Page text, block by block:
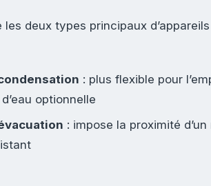
deux types principaux
: plus flexible pour
optionnelle
: impose la proximité